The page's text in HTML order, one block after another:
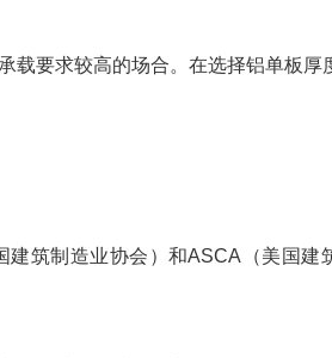
载要求较高的场合。在选择铝单板厚
筑制造业协会）和ASCA（美国建